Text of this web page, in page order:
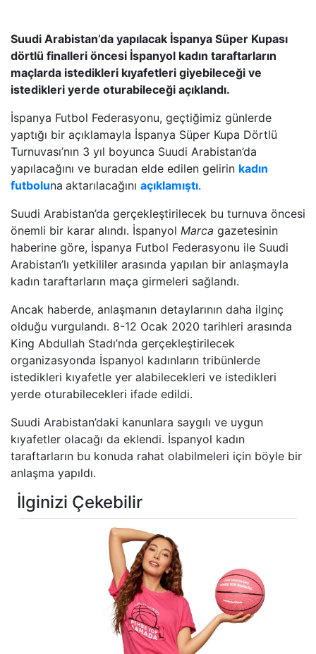
Suudi Arabistan’da yapılacak İspanya Süper Kupası
dörtlü finalleri öncesi İspanyol kadın taraftarların
maçlarda istedikleri kıyafetleri giyebileceği ve
istedikleri yerde oturabileceği açıklandı.
İspanya Futbol Federasyonu, geçtiğimiz günlerde
yaptığı bir açıklamayla İspanya Süper Kupa Dörtlü
Turnuvası’nın 3 yıl boyunca Suudi Arabistan’da
yapılacağını ve buradan elde edilen gelirin kadın
futboluna aktarılacağını açıklamıştı.
Suudi Arabistan’da gerçekleştirilecek bu turnuva öncesi
önemli bir karar alındı. İspanyol Marca gazetesinin
haberine göre, İspanya Futbol Federasyonu ile Suudi
Arabistan’lı yetkililer arasında yapılan bir anlaşmayla
kadın taraftarların maça girmeleri sağlandı.
Ancak haberde, anlaşmanın detaylarının daha ilginç
olduğu vurgulandı. 8-12 Ocak 2020 tarihleri arasında
King Abdullah Stadı’nda gerçekleştirilecek
organizasyonda İspanyol kadınların tribünlerde
istedikleri kıyafetle yer alabilecekleri ve istedikleri
yerde oturabilecekleri ifade edildi.
Suudi Arabistan’daki kanunlara saygılı ve uygun
kıyafetler olacağı da eklendi. İspanyol kadın
taraftarların bu konuda rahat olabilmeleri için böyle bir
anlaşma yapıldı.
İlginizi Çekebilir